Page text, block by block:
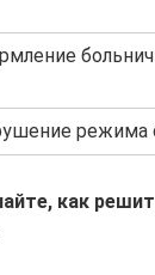
режима
как